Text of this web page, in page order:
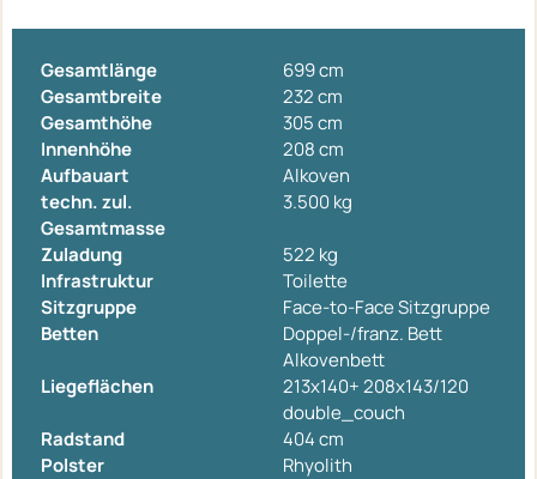
Gesamtlänge
699 cm
Gesamtbreite
232 cm
Gesamthöhe
305 cm
Innenhöhe
208 cm
Aufbauart
Alkoven
techn. zul.
Gesamtmasse
3.500 kg
Zuladung
522 kg
Infrastruktur
Toilette
Sitzgruppe
Face-to-Face Sitzgruppe
Betten
Doppel-/franz. Bett
Alkovenbett
Liegeflächen
213x140+ 208x143/120
double_couch
Radstand
404 cm
Polster
Rhyolith